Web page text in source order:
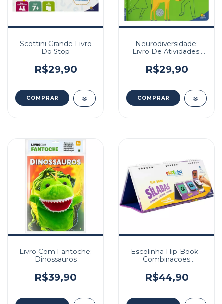
Scottini Grande Livro
Do Stop
R$29,90
Neurodiversidade:
Livro De Atividades:
R$29,90
Livro Com Fantoche:
Dinossauros
R$39,90
Escolinha Flip-Book -
Combinacoes
R$44,90